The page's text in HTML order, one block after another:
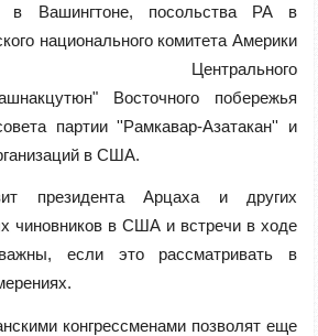
в Вашингтоне, посольства РА в
национального комитета Америки
Восточного побережья
партии ''Рамкавар-Азатакан'' и
в США.
президента Арцаха и других
чиновников в США и встречи в ходе
если это рассматривать в
конгрессменами позволят еще